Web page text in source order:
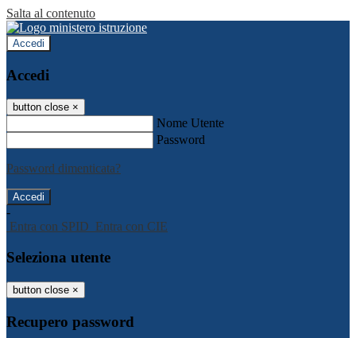
Salta al contenuto
Accedi
Accedi
button close ×
Nome Utente
Password
Password dimenticata?
-
Entra con SPID Entra con CIE
Seleziona utente
button close ×
Recupero password